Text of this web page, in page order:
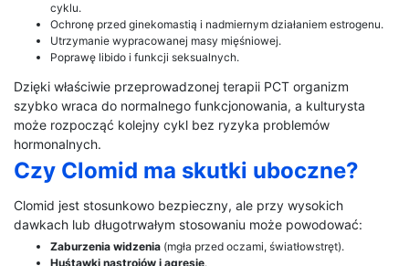
cyklu.
Ochronę przed ginekomastią i nadmiernym działaniem estrogenu.
Utrzymanie wypracowanej masy mięśniowej.
Poprawę libido i funkcji seksualnych.
Dzięki właściwie przeprowadzonej terapii PCT organizm
szybko wraca do normalnego funkcjonowania, a kulturysta
może rozpocząć kolejny cykl bez ryzyka problemów
hormonalnych.
Czy Clomid ma skutki uboczne?
Clomid jest stosunkowo bezpieczny, ale przy wysokich
dawkach lub długotrwałym stosowaniu może powodować:
Zaburzenia widzenia (mgła przed oczami, światłowstręt).
Huśtawki nastrojów i agresję.